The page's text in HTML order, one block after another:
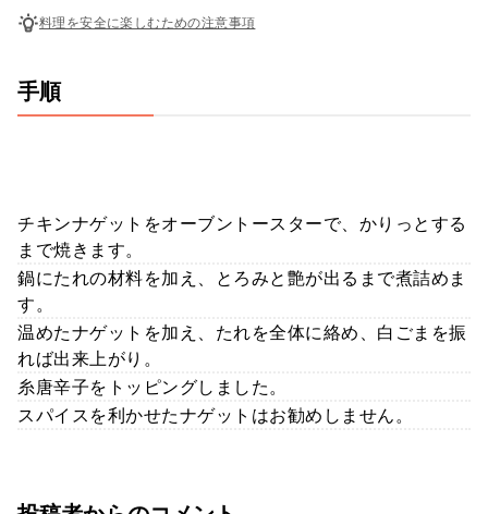
料理を安全に楽しむための注意事項
手順
チキンナゲットをオーブントースターで、かりっとする
まで焼きます。
鍋にたれの材料を加え、とろみと艶が出るまで煮詰めま
す。
温めたナゲットを加え、たれを全体に絡め、白ごまを振
れば出来上がり。
糸唐辛子をトッピングしました。
スパイスを利かせたナゲットはお勧めしません。